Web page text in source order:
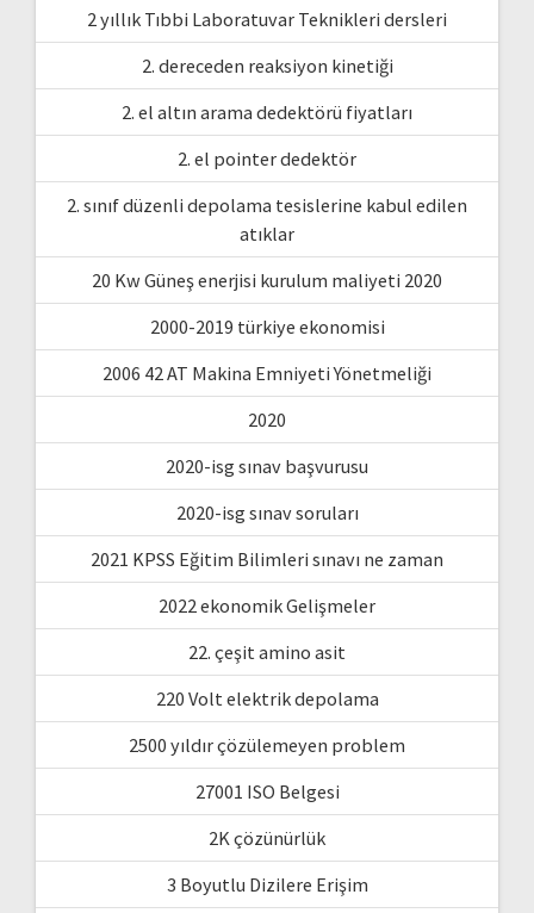
2 yıllık Tıbbi Laboratuvar Teknikleri dersleri
2. dereceden reaksiyon kinetiği
2. el altın arama dedektörü fiyatları
2. el pointer dedektör
2. sınıf düzenli depolama tesislerine kabul edilen
atıklar
20 Kw Güneş enerjisi kurulum maliyeti 2020
2000-2019 türkiye ekonomisi
2006 42 AT Makina Emniyeti Yönetmeliği
2020
2020-isg sınav başvurusu
2020-isg sınav soruları
2021 KPSS Eğitim Bilimleri sınavı ne zaman
2022 ekonomik Gelişmeler
22. çeşit amino asit
220 Volt elektrik depolama
2500 yıldır çözülemeyen problem
27001 ISO Belgesi
2K çözünürlük
3 Boyutlu Dizilere Erişim